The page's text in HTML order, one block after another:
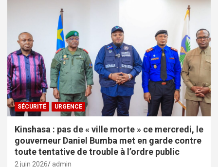
SÉCURITÉ URGENCE
Kinshasa : pas de « ville morte » ce mercredi, le
gouverneur Daniel Bumba met en garde contre
toute tentative de trouble à l’ordre public
2 juin 2026 admin